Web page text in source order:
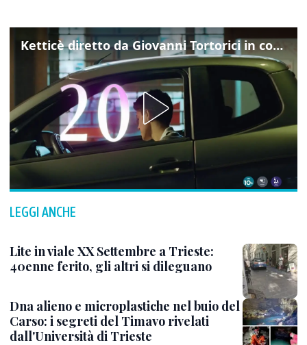
Ketticè diretto da Giovanni Tortorici in concorso al Locarno Film Festival
LEGGI ANCHE
Lite in viale XX Settembre a Trieste:
40enne ferito, gli altri si dileguano
Dna alieno e microplastiche nel buio del
Carso: i segreti del Timavo rivelati
dall'Università di Trieste